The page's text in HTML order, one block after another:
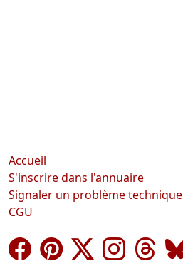
Accueil
S'inscrire dans l'annuaire
Signaler un problème technique
CGU